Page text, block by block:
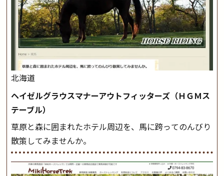
北海道
ヘイゼルグラウスマナーアウトフィッターズ（ＨＧＭス
テーブル）
草原と森に囲まれたホテル周辺を、馬に跨ってのんびり
散策してみませんか。